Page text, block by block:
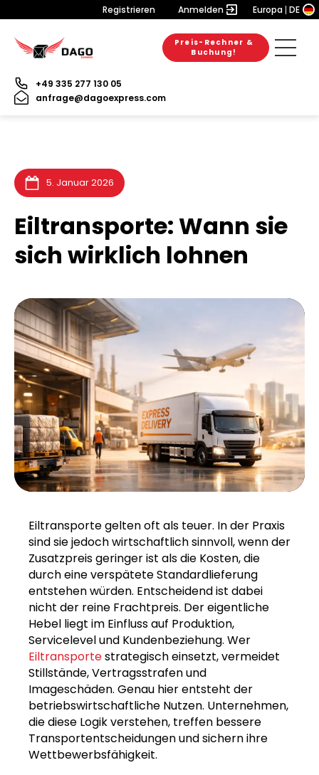
Registrieren Anmelden Europa DE
Preis-Rechner &
Buchung!
+49 335 277 130 05
anfrage@dagoexpress.com
5. Januar 2026
Eiltransporte: Wann sie
sich wirklich lohnen
Eiltransporte gelten oft als teuer. In der Praxis
sind sie jedoch wirtschaftlich sinnvoll, wenn der
Zusatzpreis geringer ist als die Kosten, die
durch eine verspätete Standardlieferung
entstehen würden. Entscheidend ist dabei
nicht der reine Frachtpreis. Der eigentliche
Hebel liegt im Einfluss auf Produktion,
Servicelevel und Kundenbeziehung. Wer
Eiltransportestrategisch einsetzt, vermeidet
Stillstände, Vertragsstrafen und
Imageschäden. Genau hier entsteht der
betriebswirtschaftliche Nutzen. Unternehmen,
die diese Logik verstehen, treffen bessere
Transportentscheidungen und sichern ihre
Wettbewerbsfähigkeit.
6. August 2026
31. Juli 2026
28. Juli 2026